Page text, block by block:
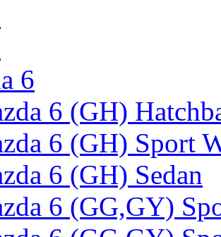
6
6 (GH)
6 (GH) Sport
6 (GH) Sedan
6 (GG,GY)